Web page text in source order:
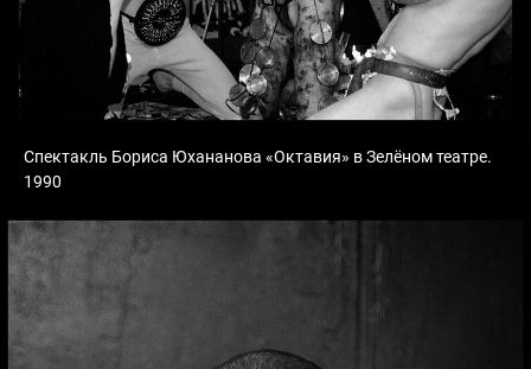
Спектакль Бориса Юхананова «Октавия» в Зелёном театре.
1990